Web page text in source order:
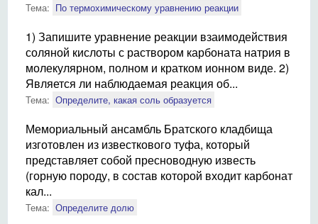
Тема: По термохимическому уравнению реакции
1) Запишите уравнение реакции взаимодействия
соляной кислоты с раствором карбоната натрия в
молекулярном, полном и кратком ионном виде. 2)
Является ли наблюдаемая реакция об...
Тема: Определите, какая соль образуется
Мемориальный ансамбль Братского кладбища
изготовлен из известкового туфа, который
представляет собой пресноводную известь
(горную породу, в состав которой входит карбонат
кал...
Тема: Определите долю